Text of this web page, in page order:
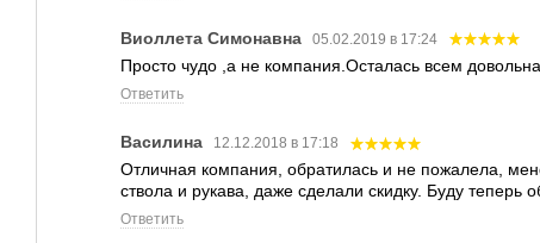
Виоллета Симонавна 05.02.2019 в 17:24
Просто чудо ,а не компания.Осталась всем довольна
Ответить
Василина 12.12.2018 в 17:18
Отличная компания, обратилась и не пожалела,
ствола и рукава, даже сделали скидку. Буду теперь
Ответить